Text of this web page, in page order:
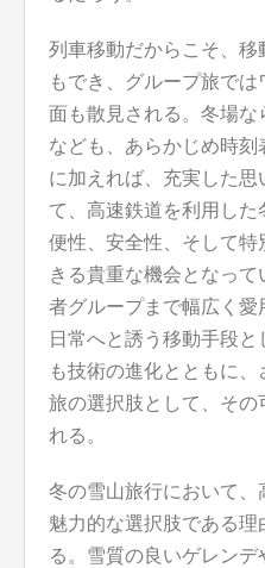
列車移動だからこそ、移
もでき、グループ旅で
面も散見される。冬場な
なども、あらかじめ時
に加えれば、充実した
て、高速鉄道を利用した
便性、安全性、そして
きる貴重な機会となっ
者グループまで幅広く
日常へと誘う移動手段
も技術の進化とともに
旅の選択肢として、その
れる。
冬の雪山旅行において、
魅力的な選択肢である
る。雪質の良いゲレン